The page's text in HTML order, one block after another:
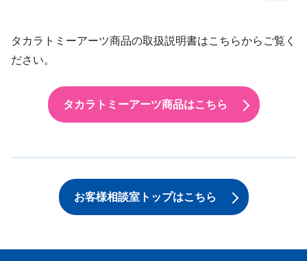
タカラトミーアーツ商品の取扱説明書はこちらからご覧く
ださい。
タカラトミーアーツ商品はこちら
お客様相談室トップはこちら